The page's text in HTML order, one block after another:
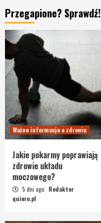
Przegapione? Sprawdź!
Ważne informacje o zdrowiu
Jakie pokarmy poprawiają
zdrowie układu
moczowego?
5 dni ago Redaktor
quiero.pl